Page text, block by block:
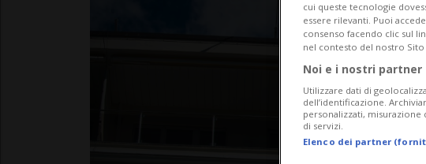
cui queste tecnologie
essere rilevanti. Puoi
consenso facendo clic sul
nel contesto del nostro
Noi e i nostri
Utilizzare dati di
dell’identificazione.
personalizzati,
di servizi.
Elenco dei partner